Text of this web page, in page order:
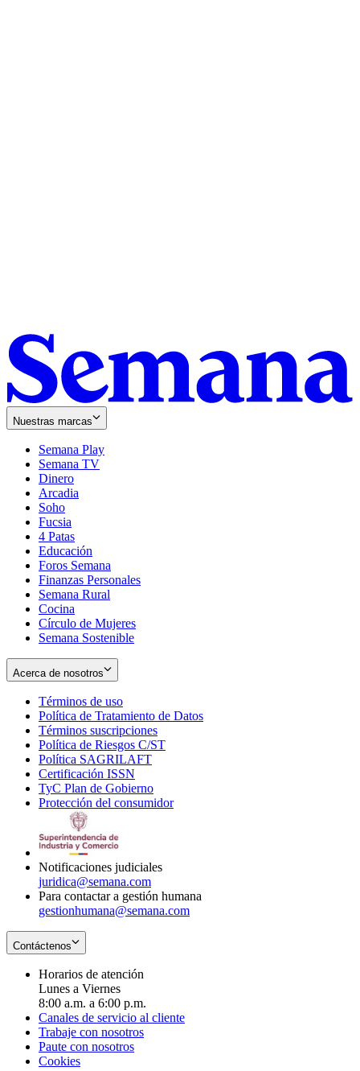
Nuestras marcas
Semana Play
Semana TV
Dinero
Arcadia
Soho
in
new
window
Fucsia
in
new
window
4 Patas
Educación
Foros Semana
Finanzas Personales
Semana Rural
Cocina
Círculo de Mujeres
Semana Sostenible
Acerca de nosotros
Términos de uso
in
new
window
Política de Tratamiento de Datos
Términos suscripciones
in
Política de Riesgos C/ST
Política SAGRILAFT
new
window
Certificación ISSN
in
new
TyC Plan de Gobierno
in
Protección del consumidorOpens
Notificaciones judiciales
juridica@semana.com
Para contactar a gestión humana
gestionhumana@semana.com
Contáctenos
Horarios de atención
Lunes a Viernes
8:00 a.m. a 6:00 p.m.
Canales de servicio al cliente
Trabaje con nosotros
Paute con nosotros
Cookies